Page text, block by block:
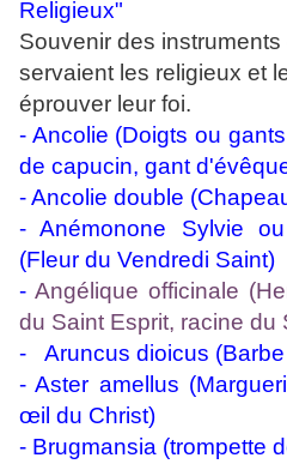
Religieux"
Souvenir des
servaient les religieux et
éprouver leur foi.
- Ancolie (Doigts ou
de capucin, gant
- Ancolie double
- Anémonone Sylvie ou
(Fleur du Vendredi Saint)
- Angélique officinale
du Saint Esprit, racine du
-
Aruncus dioicus
- Aster amellus
œil du Christ)
- Brugmansia (trompette